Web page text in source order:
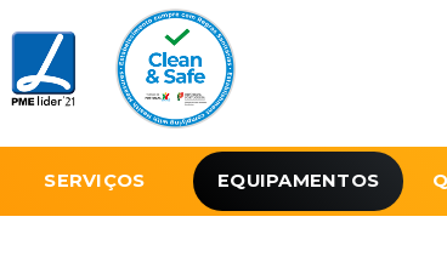
SERVIÇOS EQUIPAMENTOS